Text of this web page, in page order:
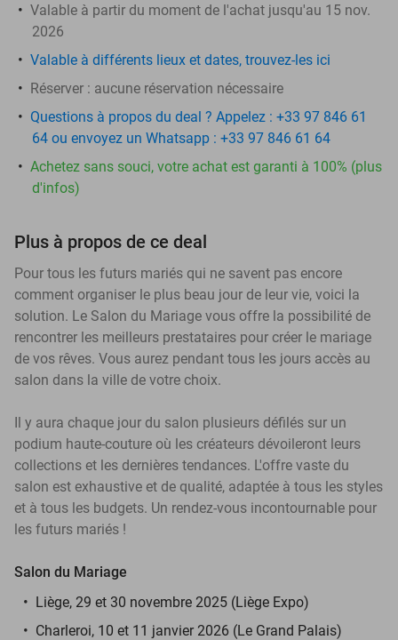
Valable à partir du moment de l'achat jusqu'au 15 nov.
2026
Valable à différents lieux et dates, trouvez-les ici
Réserver : aucune réservation nécessaire
Questions à propos du deal ? Appelez : +33 97 846 61
64 ou envoyez un Whatsapp : +33 97 846 61 64
Achetez sans souci, votre achat est garanti à 100% (plus
d'infos)
Plus à propos de ce deal
Pour tous les futurs mariés qui ne savent pas encore
comment organiser le plus beau jour de leur vie, voici la
solution. Le Salon du Mariage vous offre la possibilité de
rencontrer les meilleurs prestataires pour créer le mariage
de vos rêves. Vous aurez pendant tous les jours accès au
salon dans la ville de votre choix.
Il y aura chaque jour du salon plusieurs défilés sur un
podium haute-couture où les créateurs dévoileront leurs
collections et les dernières tendances. L'offre vaste du
salon est exhaustive et de qualité, adaptée à tous les styles
et à tous les budgets. Un rendez-vous incontournable pour
les futurs mariés !
Salon du Mariage
Liège, 29 et 30 novembre 2025 (Liège Expo)
Charleroi, 10 et 11 janvier 2026 (Le Grand Palais)